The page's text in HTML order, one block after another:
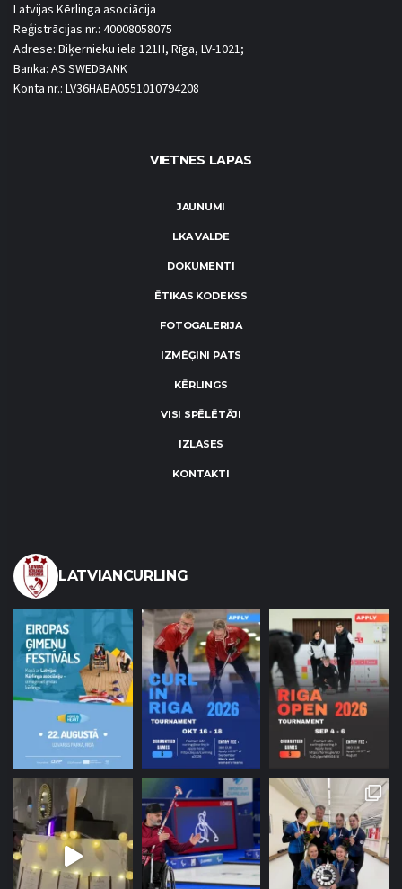
Latvijas Kērlinga asociācija
Reģistrācijas nr.: 40008058075
Adrese: Biķernieku iela 121H, Rīga, LV-1021;
Banka: AS SWEDBANK
Konta nr.: LV36HABA0551010794208
VIETNES LAPAS
JAUNUMI
LKA VALDE
DOKUMENTI
ĒTIKAS KODEKSS
FOTOGALERIJA
IZMĒĢINI PATS
KĒRLINGS
VISI SPĒLĒTĀJI
IZLASES
KONTAKTI
LATVIANCURLING